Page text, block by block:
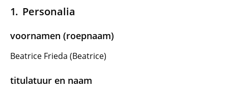
Personalia
voornamen (roepnaam)
Beatrice Frieda (Beatrice)
titulatuur en naam